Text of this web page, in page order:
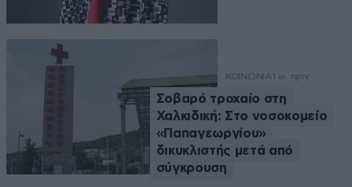
ΚΟΙΝΩΝΙΑ 1 ω. πριν
Σοβαρό τροχαίο στη
Χαλκιδική: Στο νοσοκομείο
«Παπαγεωργίου»
δικυκλιστής μετά από
σύγκρουση